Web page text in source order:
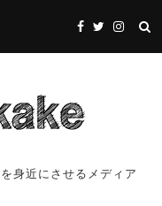
身近にさせるメディア